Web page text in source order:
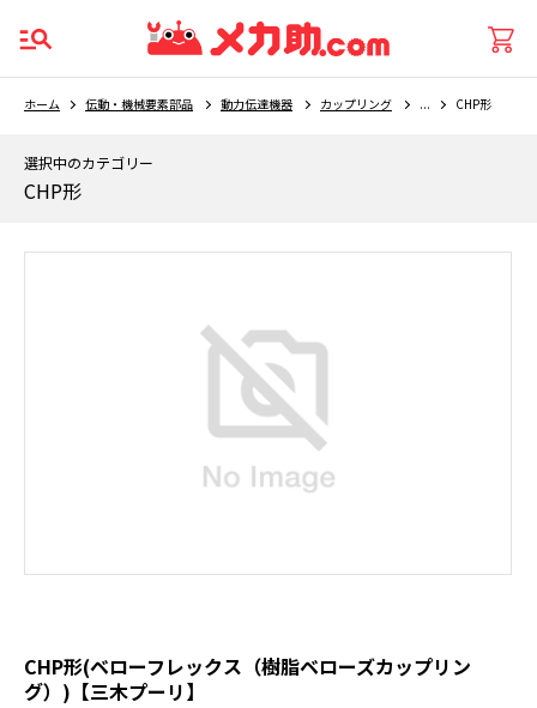
ホーム 伝動・機械要素部品 動力伝達機器 カップリング ... CHP形
選択中のカテゴリー
CHP形
CHP形(ベローフレックス（樹脂ベローズカップリン
グ）)【三木プーリ】